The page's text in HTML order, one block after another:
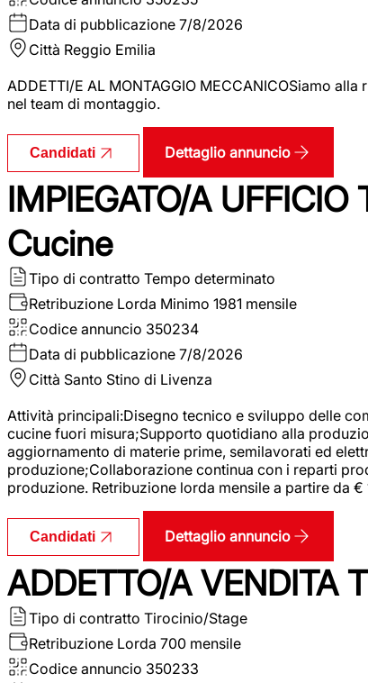
Data di pubblicazione 7/8/2026
Città Reggio Emilia
ADDETTI/E AL MONTAGGIO MECCANICOSiamo
nel team di montaggio.
Candidati Dettaglio annuncio
IMPIEGATO/A
Cucine
Tipo di contratto Tempo determinato
Retribuzione Lorda Minimo 1981 mensile
Codice annuncio 350234
Data di pubblicazione 7/8/2026
Città Santo Stino di Livenza
Attività principali:Disegno tecnico e sviluppo delle
cucine fuori misura;Supporto quotidiano alla
aggiornamento di materie prime, semilavorati ed
produzione;Collaborazione continua con i reparti
produzione. Retribuzione lorda mensile a partire da €
Candidati Dettaglio annuncio
ADDETTO/A VENDITA
Tipo di contratto Tirocinio/Stage
Retribuzione Lorda 700 mensile
Codice annuncio 350233